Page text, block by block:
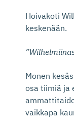
Hoivakoti
keskenään.
Monen
osa tiimiä ja
vaikkapa